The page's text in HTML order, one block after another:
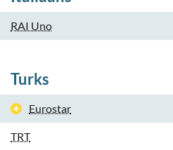
RAI Uno
Turks
Eurostar
TRT